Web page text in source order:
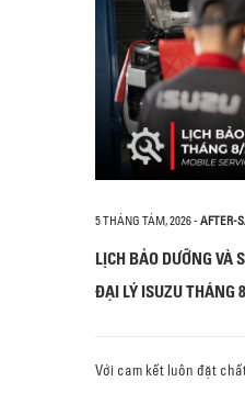
5 THÁNG TÁM, 2026- AFTER-
LỊCH BẢO DƯỠNG VÀ
ĐẠI LÝ ISUZU THÁNG
Với cam kết luôn đặt